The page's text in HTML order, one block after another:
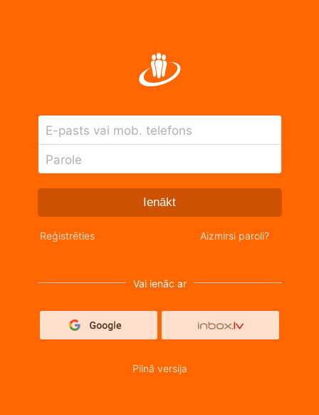
E-pasts vai mob. telefons
Parole
Ienākt
Reģistrēties Aizmirsi paroli?
Vai ienāc ar
Pilnā versija